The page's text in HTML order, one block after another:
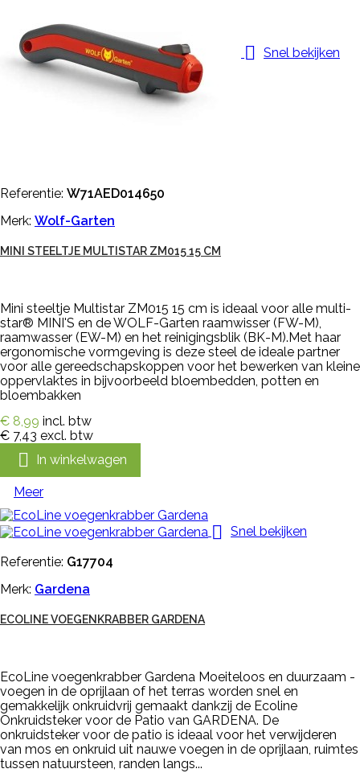
 Snel bekijken
Referentie: W71AED014650
Merk: Wolf-Garten
MINI STEELTJE MULTISTAR ZM015 15 CM
Mini steeltje Multistar ZM015 15 cm is ideaal voor alle multi-
star® MINI'S en de WOLF-Garten raamwisser (FW-M),
raamwasser (EW-M) en het reinigingsblik (BK-M).Met haar
ergonomische vormgeving is deze steel de ideale partner
voor alle gereedschapskoppen voor het bewerken van kleine
oppervlaktes in bijvoorbeeld bloembedden, potten en
bloembakken
€ 8,99 incl. btw
€ 7,43 excl. btw
 In winkelwagen
Meer

Snel bekijken
Referentie: G17704
Merk: Gardena
ECOLINE VOEGENKRABBER GARDENA
EcoLine voegenkrabber Gardena Moeiteloos en duurzaam -
voegen in de oprijlaan of het terras worden snel en
gemakkelijk onkruidvrij gemaakt dankzij de Ecoline
Onkruidsteker voor de Patio van GARDENA. De
onkruidsteker voor de patio is ideaal voor het verwijderen
van mos en onkruid uit nauwe voegen in de oprijlaan, ruimtes
tussen natuursteen, randen langs...